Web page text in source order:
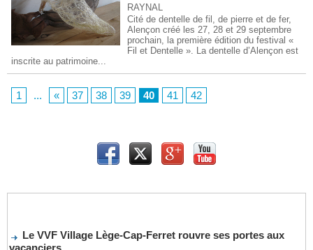
RAYNAL
Cité de dentelle de fil, de pierre et de fer,
Alençon créé les 27, 28 et 29 septembre
prochain, la première édition du festival «
Fil et Dentelle ». La dentelle d’Alençon est
inscrite au patrimoine...
1 ... « 37 38 39 40 41 42
Le VVF Village Lège-Cap-Ferret rouvre ses portes aux
vacanciers